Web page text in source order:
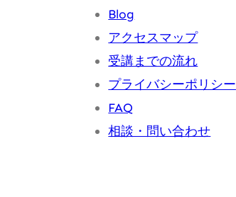
Blog
アクセスマップ
受講までの流れ
プライバシーポリシー
FAQ
相談・問い合わせ